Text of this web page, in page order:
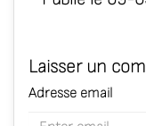
Laisser un
Adresse email